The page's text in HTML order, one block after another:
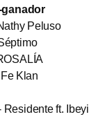
ganador
Peluso
Klan
Residente ft. Ibeyi